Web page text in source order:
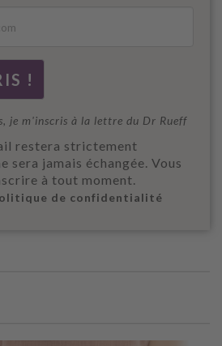
je m'inscris à la lettre du Dr Rueff
restera strictement
sera jamais échangée. Vous
à tout moment.
de confidentialité